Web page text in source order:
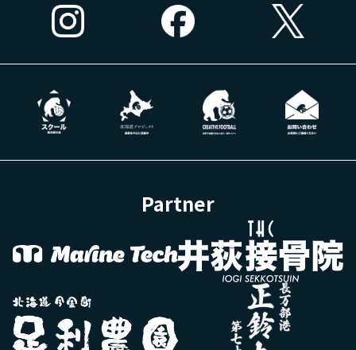
Partner